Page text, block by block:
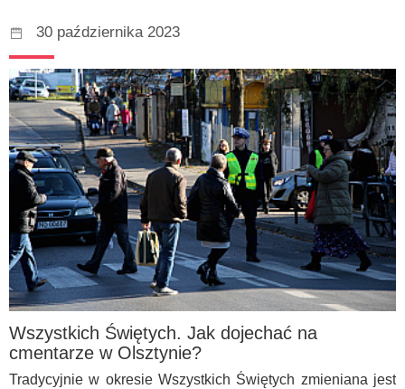
30 października 2023
Wszystkich Świętych. Jak dojechać na
cmentarze w Olsztynie?
Tradycyjnie w okresie Wszystkich Świętych zmieniana jest